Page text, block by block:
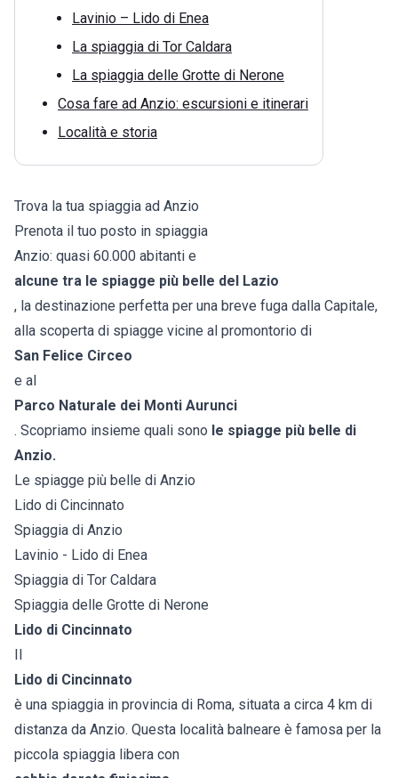
Lavinio – Lido di Enea
La spiaggia di Tor Caldara
La spiaggia delle Grotte di Nerone
Cosa fare ad Anzio: escursioni e itinerari
Località e storia
Trova la tua spiaggia ad Anzio
Prenota il tuo posto in spiaggia
Anzio: quasi 60.000 abitanti e
alcune tra le spiagge più belle del Lazio
, la destinazione perfetta per una breve fuga dalla Capitale,
alla scoperta di spiagge vicine al promontorio di
San Felice Circeo
e al
Parco Naturale dei Monti Aurunci
. Scopriamo insieme quali sono le spiagge più belle di
Anzio.
Le spiagge più belle di Anzio
Lido di Cincinnato
Spiaggia di Anzio
Lavinio - Lido di Enea
Spiaggia di Tor Caldara
Spiaggia delle Grotte di Nerone
Lido di Cincinnato
Lido di Cincinnato
è una spiaggia in provincia di Roma, situata a circa 4 km di
distanza da Anzio. Questa località balneare è famosa per la
piccola spiaggia libera con